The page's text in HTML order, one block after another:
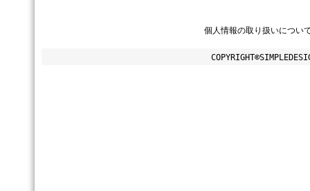
個人情報の取り扱いについ